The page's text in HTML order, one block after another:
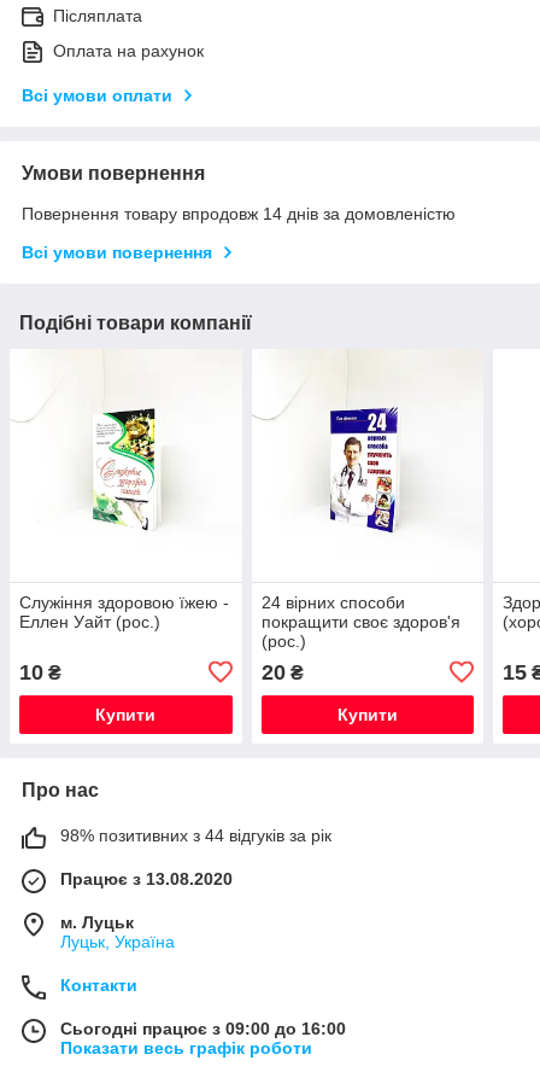
Післяплата
Оплата на рахунок
Всі умови оплати
Умови повернення
Повернення товару впродовж 14 днів за домовленістю
Всі умови повернення
Подібні товари компанії
Служіння здоровою їжею -
Еллен Уайт (рос.)
10 ₴
Купити
24 вірних способи
покращити своє здоров'я
(рос.)
20₴
Купити
15
Про нас
98% позитивних з 44 відгуків за рік
Працює з 13.08.2020
м. Луцьк
Луцьк, Україна
Контакти
Сьогодні працює з 09:00 до 16:00
Показати весь графік роботи